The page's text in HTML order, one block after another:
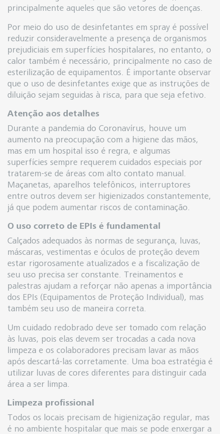
principalmente aqueles que são vetores de doenças.
Por meio do uso de desinfetantes em spray é possível
reduzir consideravelmente a presença de organismos
prejudiciais em superfícies hospitalares, no entanto, o
calor também é necessário, principalmente no caso de
esterilização de equipamentos. É importante observar
que o uso de desinfetantes exige que as instruções de
diluição sejam seguidas à risca, para que seja efetivo.
Atenção aos detalhes
Durante a pandemia do Coronavírus, houve um
aumento na preocupação com a higiene das mãos,
mas em um hospital isso é regra, e algumas
superfícies sempre requerem cuidados especiais por
tratarem-se de áreas com alto contato manual.
Maçanetas, aparelhos telefônicos, interruptores
entre outros devem ser higienizados constantemente,
já que podem aumentar riscos de contaminação.
O uso correto de EPIs é fundamental
Calçados adequados às normas de segurança, luvas,
máscaras, vestimentas e óculos de proteção devem
estar rigorosamente atualizados e a fiscalização de
seu uso precisa ser constante. Treinamentos e
palestras ajudam a reforçar não apenas a importância
dos EPIs (Equipamentos de Proteção Individual), mas
também seu uso de maneira correta.
Um cuidado redobrado deve ser tomado com relação
às luvas, pois elas devem ser trocadas a cada nova
limpeza e os colaboradores precisam lavar as mãos
após descartá-las corretamente. Uma boa estratégia é
utilizar luvas de cores diferentes para distinguir cada
área a ser limpa.
Limpeza profissional
Todos os locais precisam de higienização regular, mas
é no ambiente hospitalar que mais se pode enxergar a